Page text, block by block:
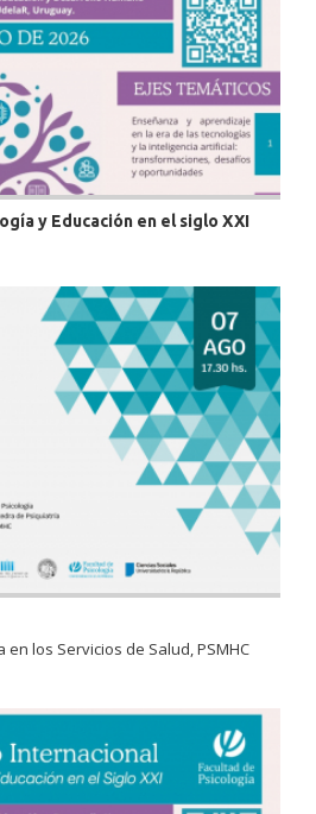
y Educación en el siglo XXI
en los Servicios de Salud, PSMHC